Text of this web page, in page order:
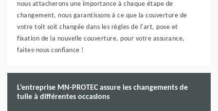
nous attacherons une importance à chaque étape de
changement, nous garantissons à ce que la couverture de
votre toit soit changée dans les règles de l'art, pose et
fixation de la nouvelle couverture, pour votre assurance,
faites-nous confiance !
L’entreprise MN-PROTEC assure les changements de
tuile à différentes occasions